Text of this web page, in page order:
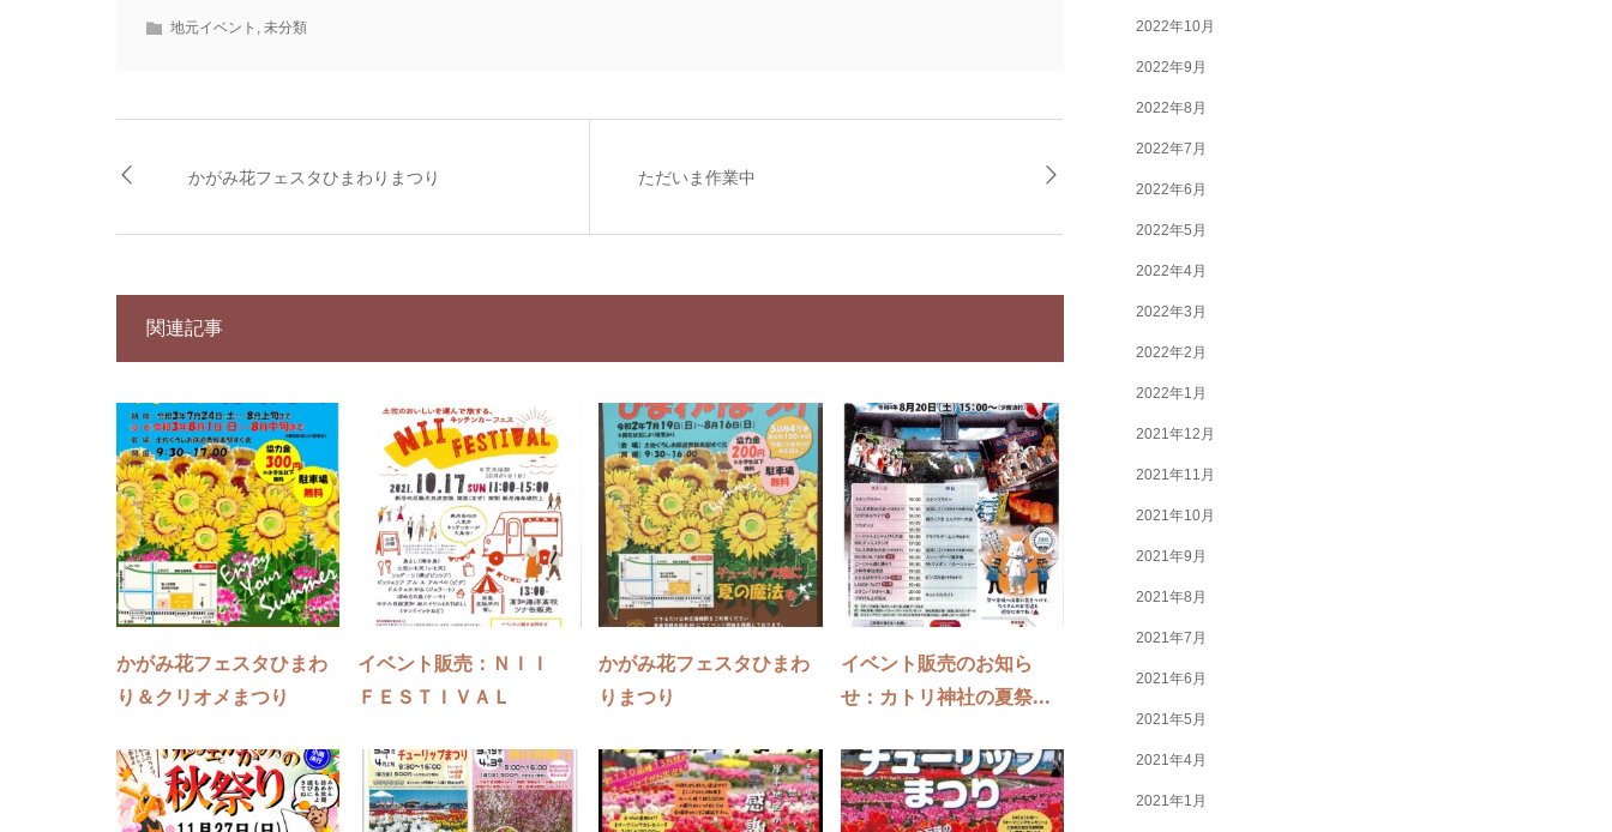
地元イベント , 未分類
かがみ花フェスタひまわりまつり ただいま作業中
関連記事
かがみ花フェスタひまわ
り＆クリオメまつり
イベント販売：ＮＩＩ
ＦＥＳＴＩＶＡＬ
かがみ花フェスタひまわ
りまつり
イベント販売のお知ら
せ：カトリ神社の夏祭...
2022年10月
2022年9月
2022年8月
2022年7月
2022年6月
2022年5月
2022年4月
2022年3月
2022年2月
2022年1月
2021年12月
2021年11月
2021年10月
2021年9月
2021年8月
2021年7月
2021年6月
2021年5月
2021年4月
2021年1月